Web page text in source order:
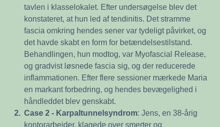
tavlen i klasselokalet. Efter undersøgelse blev det
konstateret, at hun led af tendinitis. Det stramme
fascia omkring hendes sener var tydeligt påvirket, og
det havde skabt en form for betændelsestilstand.
Behandlingen, hun modtog, var Myofascial Release,
og gradvist løsnede fascia sig, og der reducerede
inflammationen. Efter flere sessioner mærkede Maria
en markant forbedring, og hendes bevægelighed i
håndleddet blev genskabt.
2.
Case 2 - Karpaltunnelsyndrom: Jens, en 38-årig
kontorarbejder, klagede over smerter og